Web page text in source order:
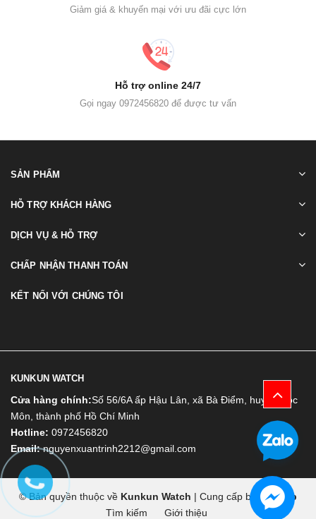
Giảm giá & khuyến mại với ưu đãi cực lớn
Hỗ trợ online 24/7
Gọi ngay 0972456820 để được tư vấn
SẢN PHẨM
HỖ TRỢ KHÁCH HÀNG
DỊCH VỤ & HỖ TRỢ
CHẤP NHẬN THANH TOÁN
KẾT NỐI VỚI CHÚNG TÔI
KUNKUN WATCH
Cửa hàng chính:Số 56/6A ấp Hậu Lân, xã Bà Điểm, huyện Hóc
Môn, thành phố Hồ Chí Minh
Hotline: 0972456820
Email: nguyenxuantrinh2212@gmail.com
© Bản quyền thuộc về Kunkun Watch | Cung cấp bởi Bizweb
Tìm kiếm
Giới thiệu